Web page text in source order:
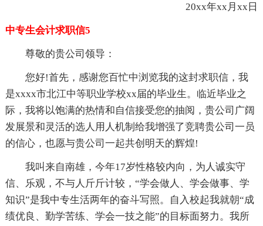
20xx年xx月xx日
中专生会计求职信5
尊敬的贵公司领导：
您好!首先，感谢您百忙中浏览我的这封求职信，我
是xxxx市北江中等职业学校xx届的毕业生。临近毕业之
际，我将以饱满的热情和自信接受您的抽阅，贵公司广阔
发展景和灵活的选人用人机制给我增强了竞聘贵公司一员
的信心，也愿与贵公司一起共创明天的辉煌!
我叫来自南雄，今年17岁性格较内向，为人诚实守
信、乐观，不与人斤斤计较，“学会做人、学会做事、学
知识”是我中专生活两年的奋斗写照。自入校起我就朝“成
绩优良、勤学苦练、学会一技之能”的目标面努力。我所